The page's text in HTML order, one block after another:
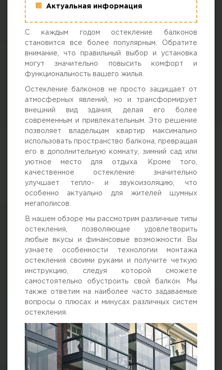
Актуальная информация
С каждым годом остекление балконов
становится все более популярным. Обратите
внимание, что правильный выбор и установка
могут значительно повысить комфорт и
функциональность вашего жилья.
Остекление балконов не просто защищает от
атмосферных явлений, но и трансформирует
внешний вид здания, делая его более
современным и привлекательным. Это решение
позволяет владельцам квартир максимально
использовать пространство балкона, превращая
его в дополнительную комнату, зимний сад или
уютное место для отдыха. Кроме того,
качественное остекление значительно
улучшает тепло- и звукоизоляцию, что
особенно актуально для жителей шумных
мегаполисов.
В нашем обзоре мы рассмотрим различные типы
остекления, позволяющие удовлетворить
любые вкусы и финансовые возможности. Вы
узнаете особенности технологии монтажа
остекления своими руками и получите четкую
инструкцию, следуя которой сможете
самостоятельно обустроить свой балкон. Мы
также ответим на наиболее часто задаваемые
вопросы о плюсах и минусах различных систем
остекления.